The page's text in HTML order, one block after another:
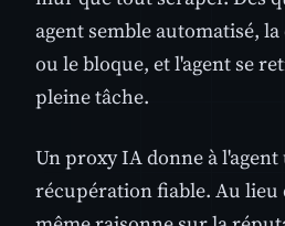
agent semble automatisé,
ou le bloque, et l'agent se
pleine tâche.
Un proxy IA donne à
récupération fiable. Au lieu